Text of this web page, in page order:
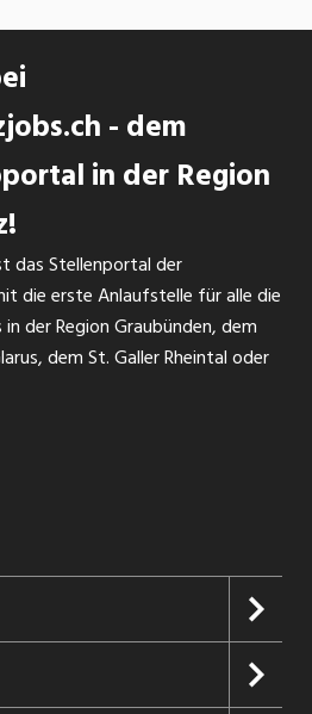
- dem
in der Region
das Stellenportal der
die erste Anlaufstelle für alle die
der Region Graubünden, dem
dem St. Galler Rheintal oder